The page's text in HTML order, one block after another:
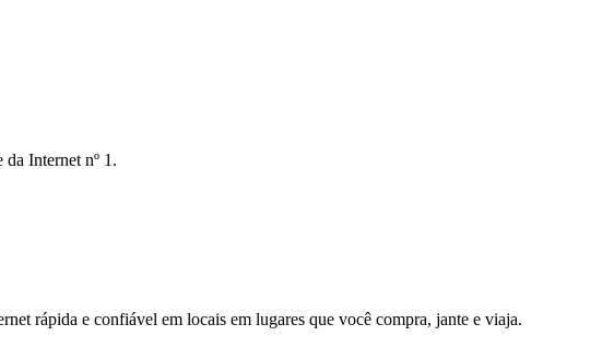
Internet nº 1.
rápida e confiável em locais em lugares que você compra, jante e viaja.